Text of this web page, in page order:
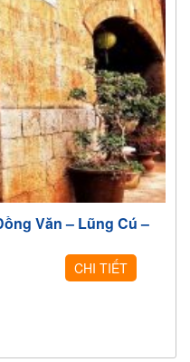
Văn – Lũng Cú –
CHI TIẾT